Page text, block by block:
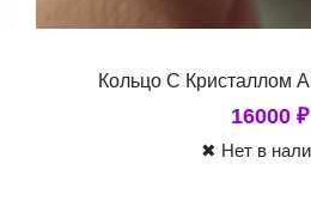
Кольцо С Кристаллом
16000 ₽
✖ Нет в